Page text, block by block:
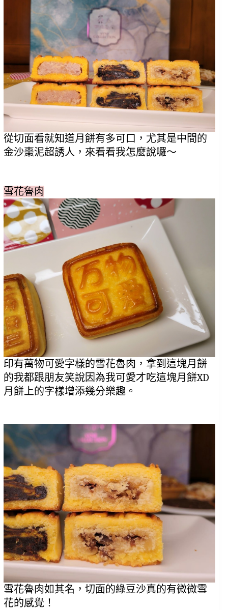
從切面看就知道月餅有多可口，尤其是中間的
金沙棗泥超誘人，來看看我怎麼說囉～
雪花魯肉
印有萬物可愛字樣的雪花魯肉，拿到這塊月餅
的我都跟朋友笑說因為我可愛才吃這塊月餅XD
月餅上的字樣增添幾分樂趣。
雪花魯肉如其名，切面的綠豆沙真的有微微雪
花的感覺！